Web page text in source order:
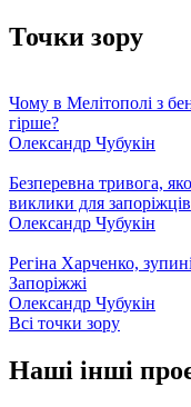
Точки зору
Чому в Мелітополі з
гірше?
Олександр Чубукін
Безперевна тривога,
виклики для запоріжців
Олександр Чубукін
Регіна Харченко,
Запоріжжі
Олександр Чубукін
Всі точки зору
Наші інші